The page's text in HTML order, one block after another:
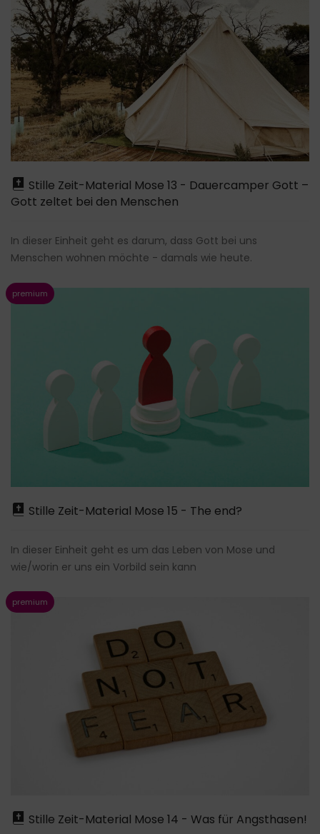
Stille Zeit-Material Mose 13 - Dauercamper Gott –
Gott zeltet bei den Menschen
In dieser Einheit geht es darum, dass Gott bei uns
Menschen wohnen möchte - damals wie heute.
Stille Zeit-Material Mose 15 - The end?
In dieser Einheit geht es um das Leben von Mose und
wie/worin er uns ein Vorbild sein kann
Stille Zeit-Material Mose 14 - Was für Angsthasen!